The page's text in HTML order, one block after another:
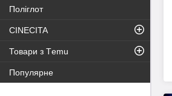
Поліглот
CINECITA
Товари з Тemu
Популярне